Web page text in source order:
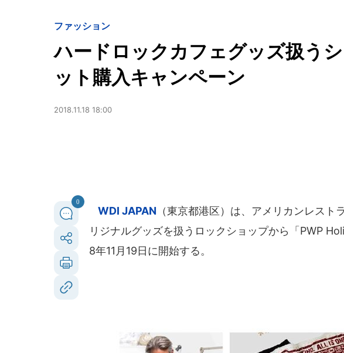
ファッション
ハードロックカフェグッズ扱う
ット購入キャンペーン
2018.11.18 18:00
0
WDI JAPAN （東京都港区）は、アメリカンレスト
リジナルグッズを扱うロックショップから「PWP
8年11月19日に開始する。